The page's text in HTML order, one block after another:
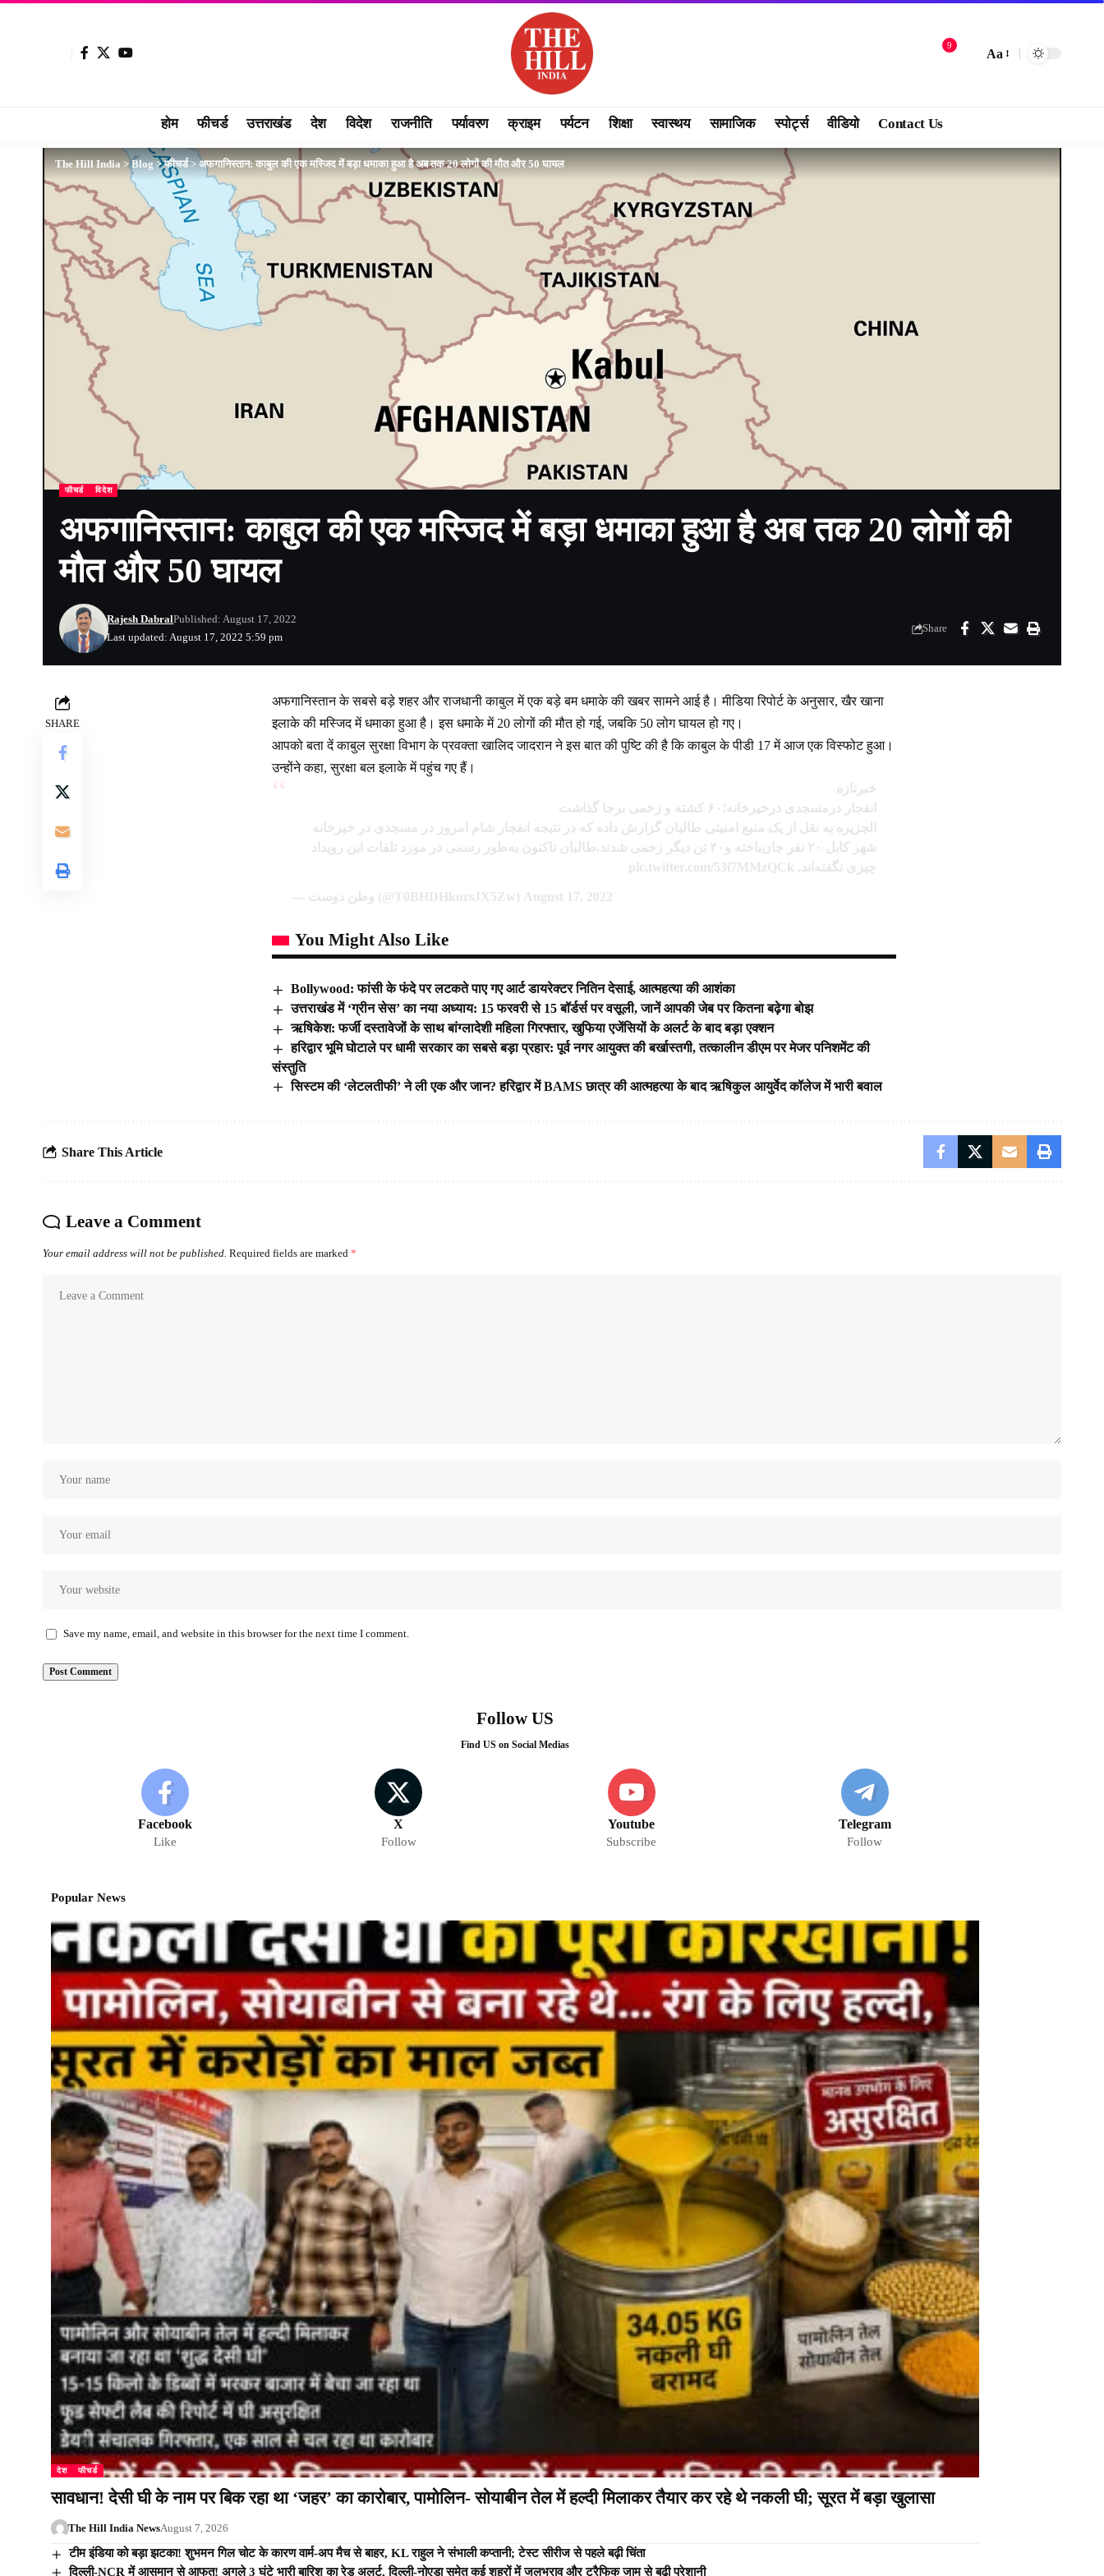
9
Aa
होम फीचर्ड उत्तराखंड देश विदेश राजनीति पर्यावरण क्राइम पर्यटन शिक्षा स्वास्थय सामाजिक स्पोर्ट्स वीडियो Contact Us
The Hill India>Blog>फीचर्ड>अफगानिस्तान: काबुल की एक मस्जिद में बड़ा धमाका हुआ है अब तक 20 लोगों की मौत और 50 घायल
फीचर्ड विदेश
अफगानिस्तान: काबुल की एक मस्जिद में बड़ा धमाका हुआ है अब तक 20 लोगों की
मौत और 50 घायल
Last updated: August 17, 2022 5:59 pm
Rajesh DabralPublished: August 17, 2022
Share
SHARE
अफगानिस्तान के सबसे बड़े शहर और राजधानी काबुल में एक बड़े बम धमाके की खबर सामने आई है। मीडिया रिपोर्ट के अनुसार, खैर खाना
इलाके की मस्जिद में धमाका हुआ है। इस धमाके में 20 लोगों की मौत हो गई, जबकि 50 लोग घायल हो गए।
आपको बता दें काबुल सुरक्षा विभाग के प्रवक्ता खालिद जादरान ने इस बात की पुष्टि की है कि काबुल के पीडी 17 में आज एक विस्फोट हुआ।
उन्होंने कहा, सुरक्षा बल इलाके में पहुंच गए हैं।
خبرتازه
انفجار درمسجدی درخیرخانه؛۶۰ کشته و زخمی برجا گذاشت
الجزیره به نقل از یک منبع امنیتی طالبان گزارش داده که در نتیجه‌ انفجار شام امروز در مسجدی در خیرخانه‌
شهر کابل ۲۰ نفر جان‌باخته و۴۰ تن دیگر زخمی شدند.طالبان تاکنون به‌طور رسمی در مورد تلفات این رویداد
چیزی نگفته‌‌اند. pic.twitter.com/53i7MMzQCk
— وطن دوست (@T0BHDHkursJX5Zw) August 17, 2022
You Might Also Like
Bollywood: फांसी के फंदे पर लटकते पाए गए आर्ट डायरेक्टर नितिन देसाई, आत्महत्या की आशंका
उत्तराखंड में ‘ग्रीन सेस’ का नया अध्याय: 15 फरवरी से 15 बॉर्डर्स पर वसूली, जानें आपकी जेब पर कितना बढ़ेगा बोझ
ऋषिकेश: फर्जी दस्तावेजों के साथ बांग्लादेशी महिला गिरफ्तार, खुफिया एजेंसियों के अलर्ट के बाद बड़ा एक्शन
हरिद्वार भूमि घोटाले पर धामी सरकार का सबसे बड़ा प्रहार: पूर्व नगर आयुक्त की बर्खास्तगी, तत्कालीन डीएम पर मेजर पनिशमेंट की
संस्तुति
सिस्टम की ‘लेटलतीफी’ ने ली एक और जान? हरिद्वार में BAMS छात्र की आत्महत्या के बाद ऋषिकुल आयुर्वेद कॉलेज में भारी बवाल
Share This Article
Leave a Comment
Your email address will not be published. Required fields are marked *
Save my name, email, and website in this browser for the next time I comment.
Follow US
Find US on Social Medias
Facebook
Like
X
Follow
Youtube
Subscribe
Telegram
Follow
Popular News
देश फीचर्ड
सावधान! देसी घी के नाम पर बिक रहा था ‘जहर’ का कारोबार, पामोलिन- सोयाबीन तेल में हल्दी मिलाकर तैयार कर रहे थे नकली घी; सूरत में बड़ा खुलासा
The Hill India NewsAugust 7, 2026
टीम इंडिया को बड़ा झटका! शुभमन गिल चोट के कारण वार्म-अप मैच से बाहर, KL राहुल ने संभाली कप्तानी; टेस्ट सीरीज से पहले बढ़ी चिंता
दिल्ली-NCR में आसमान से आफत! अगले 3 घंटे भारी बारिश का रेड अलर्ट, दिल्ली-नोएडा समेत कई शहरों में जलभराव और ट्रैफिक जाम से बढ़ी परेशानी